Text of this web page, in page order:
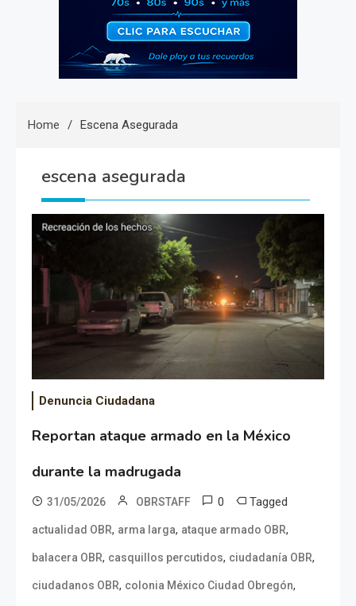
Home Escena Asegurada
escena asegurada
Denuncia Ciudadana
Reportan ataque armado en la México
durante la madrugada
31/05/2026 OBRSTAFF 0 Tagged
actualidad OBR, arma larga, ataque armado OBR,
balacera OBR, casquillos percutidos, ciudadanía OBR,
ciudadanos OBR, colonia México Ciudad Obregón,